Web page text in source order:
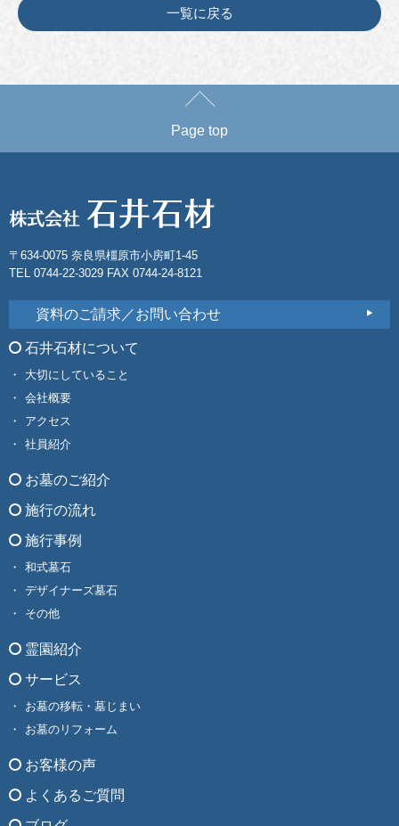
一覧に戻る
Page top
〒634-0075 奈良県橿原市小房町1-45
TEL 0744-22-3029 FAX 0744-24-8121
資料のご請求／お問い合わせ
石井石材について
大切にしていること
会社概要
アクセス
社員紹介
お墓のご紹介
施行の流れ
施行事例
和式墓石
デザイナーズ墓石
その他
霊園紹介
サービス
お墓の移転・墓じまい
お墓のリフォーム
お客様の声
よくあるご質問